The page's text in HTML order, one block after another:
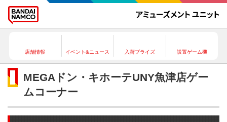
店舗情報 イベント&ニュース 入荷プライズ 設置ゲーム機
MEGAドン・キホーテUNY魚津店ゲー
ムコーナー